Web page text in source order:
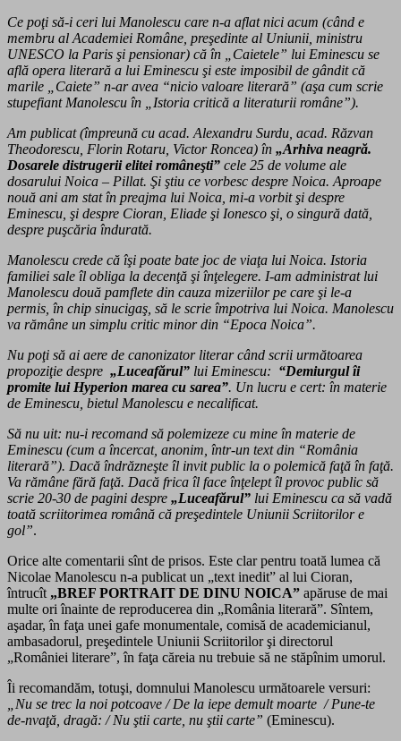
Ce poţi să-i ceri lui Manolescu care n-a aflat nici acum (când e
membru al Academiei Române, preşedinte al Uniunii, ministru
UNESCO la Paris şi pensionar) că în „Caietele” lui Eminescu se
află opera literară a lui Eminescu şi este imposibil de gândit că
marile „Caiete” n-ar avea “nicio valoare literară” (aşa cum scrie
stupefiant Manolescu în „Istoria critică a literaturii române”).
Am publicat (împreună cu acad. Alexandru Surdu, acad. Răzvan
Theodorescu, Florin Rotaru, Victor Roncea) în „Arhiva neagră.
Dosarele distrugerii elitei româneşti” cele 25 de volume ale
dosarului Noica – Pillat. Şi ştiu ce vorbesc despre Noica. Aproape
nouă ani am stat în preajma lui Noica, mi-a vorbit şi despre
Eminescu, şi despre Cioran, Eliade şi Ionesco şi, o singură dată,
despre puşcăria îndurată.
Manolescu crede că îşi poate bate joc de viaţa lui Noica. Istoria
familiei sale îl obliga la decenţă şi înţelegere. I-am administrat lui
Manolescu două pamflete din cauza mizeriilor pe care şi le-a
permis, în chip sinucigaş, să le scrie împotriva lui Noica. Manolescu
va rămâne un simplu critic minor din “Epoca Noica”.
Nu poţi să ai aere de canonizator literar când scrii următoarea
propoziţie despre „Luceafărul” lui Eminescu: “Demiurgul îi
promite lui Hyperion marea cu sarea”. Un lucru e cert: în materie
de Eminescu, bietul Manolescu e necalificat.
Să nu uit: nu-i recomand să polemizeze cu mine în materie de
Eminescu (cum a încercat, anonim, într-un text din “România
literară”). Dacă îndrăzneşte îl invit public la o polemică faţă în faţă.
Va rămâne fără faţă. Dacă frica îl face înţelept îl provoc public să
scrie 20-30 de pagini despre „Luceafărul” lui Eminescu ca să vadă
toată scriitorimea română că preşedintele Uniunii Scriitorilor e
gol”.
Orice alte comentarii sînt de prisos. Este clar pentru toată lumea că
Nicolae Manolescu n-a publicat un „text inedit” al lui Cioran,
întrucît „BREF PORTRAIT DE DINU NOICA” apăruse de mai
multe ori înainte de reproducerea din „România literară”. Sîntem,
aşadar, în faţa unei gafe monumentale, comisă de academicianul,
ambasadorul, preşedintele Uniunii Scriitorilor şi directorul
„României literare”, în faţa căreia nu trebuie să ne stăpînim umorul.
Îi recomandăm, totuşi, domnului Manolescu următoarele versuri:
„Nu se trec la noi potcoave / De la iepe demult moarte ­ / Pune-te
de-nvaţă, dragă: / Nu ştii carte, nu ştii carte” (Eminescu).